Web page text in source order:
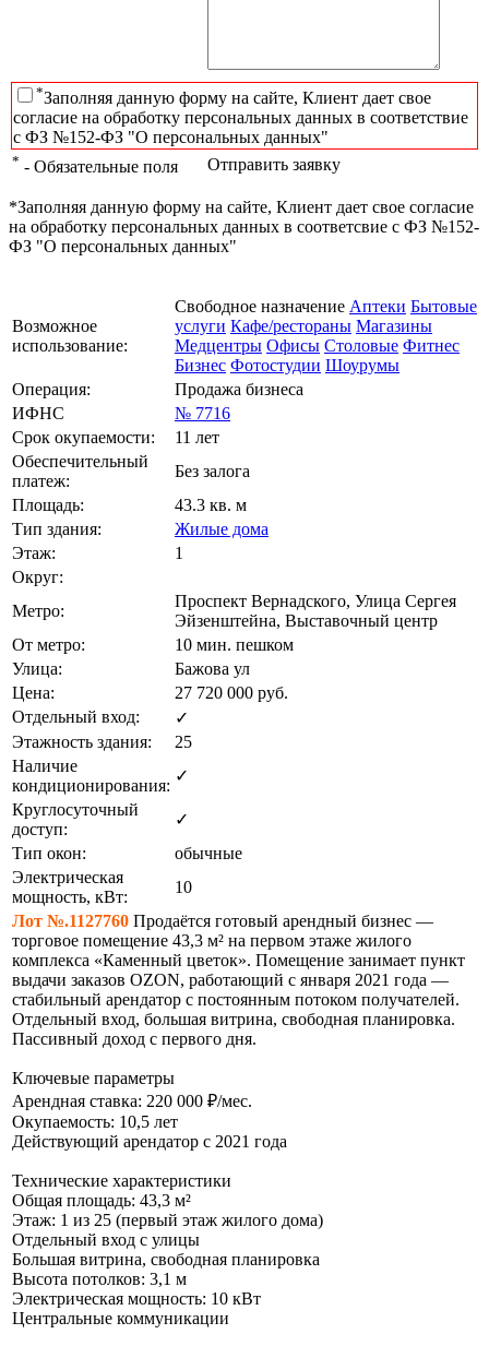
*Заполняя данную форму на сайте, Клиент дает свое
согласие на обработку персональных данных в соответствие
с ФЗ №152-ФЗ "О персональных данных"
* - Обязательные поля Отправить заявку
*Заполняя данную форму на сайте, Клиент дает свое согласие
на обработку персональных данных в соответсвие с ФЗ №152-
ФЗ "О персональных данных"
Возможное
использование:
Свободное назначение Аптеки Бытовые
услуги Кафе/рестораны Магазины
Медцентры Офисы Столовые Фитнес
Бизнес Фотостудии Шоурумы
Операция:
Продажа бизнеса
ИФНС
№ 7716
Срок окупаемости:
11 лет
Обеспечительный
платеж:
Без залога
Площадь:
43.3 кв. м
Тип здания:
Жилые дома
Этаж:
1
Округ:
Метро:
Проспект Вернадского, Улица Сергея
Эйзенштейна, Выставочный центр
От метро:
10 мин. пешком
Улица:
Бажова ул
Цена:
27 720 000 руб.
Отдельный вход:
✓
Этажность здания:
25
Наличие
кондиционирования:
✓
Круглосуточный
доступ:
✓
Тип окон:
обычные
Электрическая
мощность, кВт:
10
Лот №.1127760 Продаётся готовый арендный бизнес —
торговое помещение 43,3 м² на первом этаже жилого
комплекса «Каменный цветок». Помещение занимает пункт
выдачи заказов OZON, работающий с января 2021 года —
стабильный арендатор с постоянным потоком получателей.
Отдельный вход, большая витрина, свободная планировка.
Пассивный доход с первого дня.
Ключевые параметры
Арендная ставка: 220 000 ₽/мес.
Окупаемость: 10,5 лет
Действующий арендатор с 2021 года
Технические характеристики
Общая площадь: 43,3 м²
Этаж: 1 из 25 (первый этаж жилого дома)
Отдельный вход с улицы
Большая витрина, свободная планировка
Высота потолков: 3,1 м
Электрическая мощность: 10 кВт
Центральные коммуникации